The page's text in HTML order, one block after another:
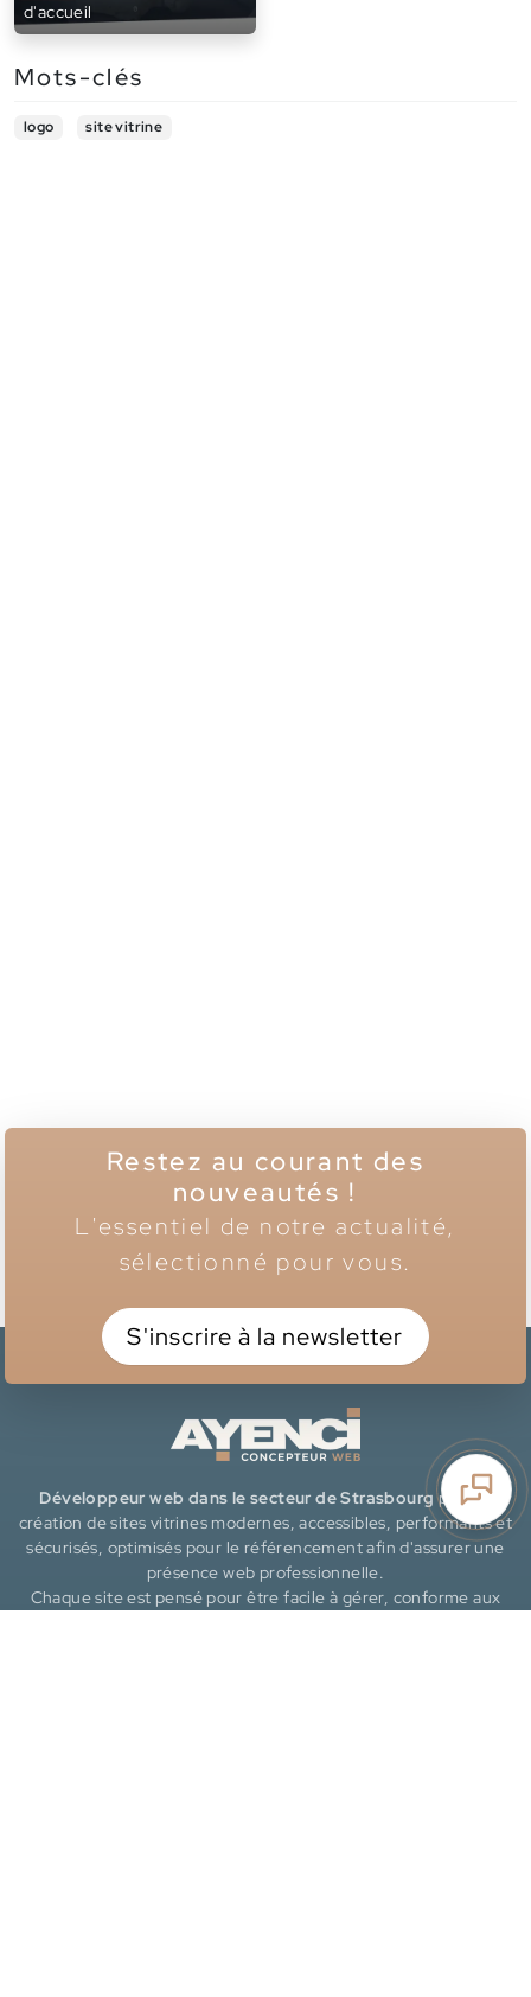
d'accueil
Mots-clés
logo site vitrine
Restez au courant des
nouveautés !
L'essentiel de notre actualité,
sélectionné pour vous.
S'inscrire à la newsletter
Développeur web dans le secteur de Strasbourgpour la
création de sites vitrines modernes, accessibles, performants et
sécurisés, optimisés pour le référencement afin d'assurer une
présence web professionnelle.
Chaque site est pensé pour être facile à gérer, conforme aux